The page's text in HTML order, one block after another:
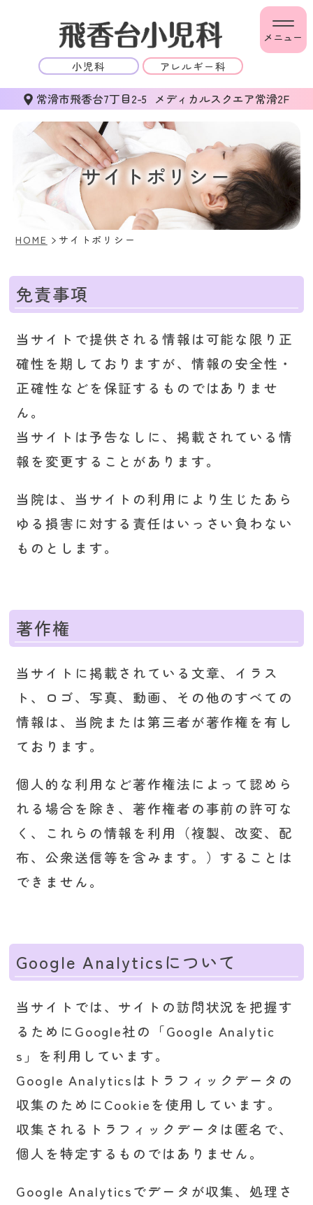
小児科 アレルギー科
常滑市飛香台7丁目2-5 メディカルスクエア常滑2F
メニュー
サイトポリシー
HOME サイトポリシー
免責事項
当サイトで提供される情報は可能な限り正
確性を期しておりますが、情報の安全性・
正確性などを保証するものではありませ
ん。
当サイトは予告なしに、掲載されている情
報を変更することがあります。
当院は、当サイトの利用により生じたあら
ゆる損害に対する責任はいっさい負わない
ものとします。
著作権
当サイトに掲載されている文章、イラス
ト、ロゴ、写真、動画、その他のすべての
情報は、当院または第三者が著作権を有し
ております。
個人的な利用など著作権法によって認めら
れる場合を除き、著作権者の事前の許可な
く、これらの情報を利用（複製、改変、配
布、公衆送信等を含みます。）することは
できません。
Google Analyticsについて
当サイトでは、サイトの訪問状況を把握す
るためにGoogle社の「Google Analytic
s」を利用しています。
Google Analyticsはトラフィックデータの
収集のためにCookieを使用しています。
収集されるトラフィックデータは匿名で、
個人を特定するものではありません。
Google Analyticsでデータが収集、処理さ